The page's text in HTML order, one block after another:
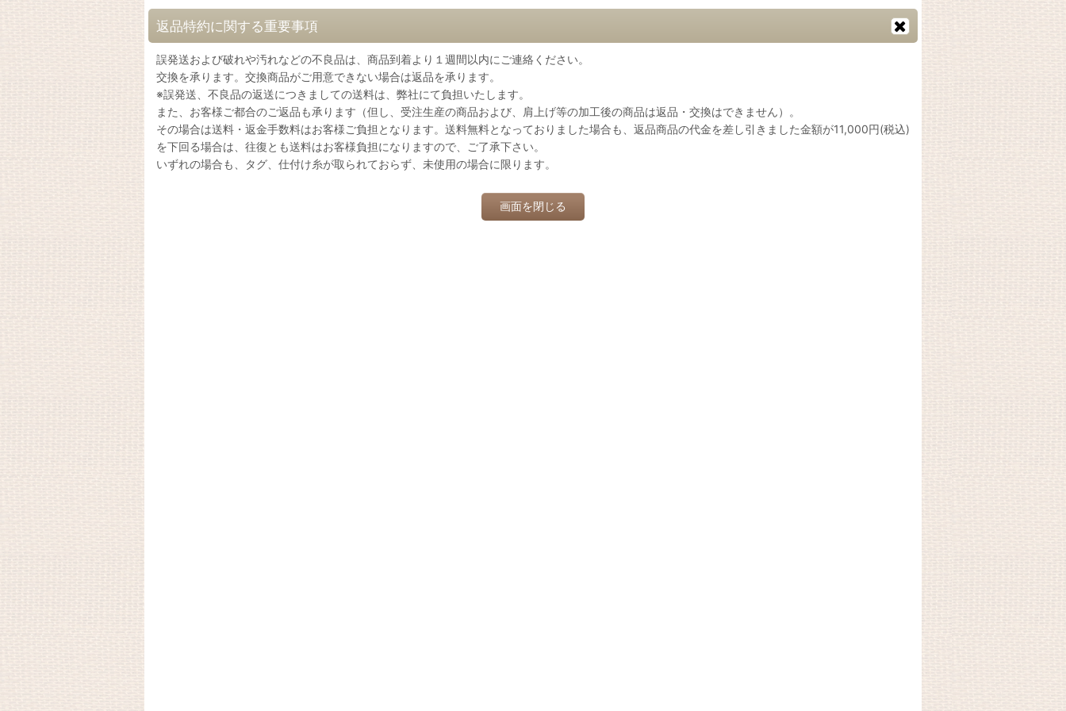
返品特約に関する重要事項
誤発送および破れや汚れなどの不良品は、商品到着より１週間以内にご連絡ください。
交換を承ります。交換商品がご用意できない場合は返品を承ります。
※誤発送、不良品の返送につきましての送料は、弊社にて負担いたします。
また、お客様ご都合のご返品も承ります（但し、受注生産の商品および、肩上げ等の加工後の商品は返品・交換はできません）。
その場合は送料・返金手数料はお客様ご負担となります。送料無料となっておりました場合も、返品商品の代金を差し引きました金額が11,000円(税込)
を下回る場合は、往復とも送料はお客様負担になりますので、ご了承下さい。
いずれの場合も、タグ、仕付け糸が取られておらず、未使用の場合に限ります。
画面を閉じる